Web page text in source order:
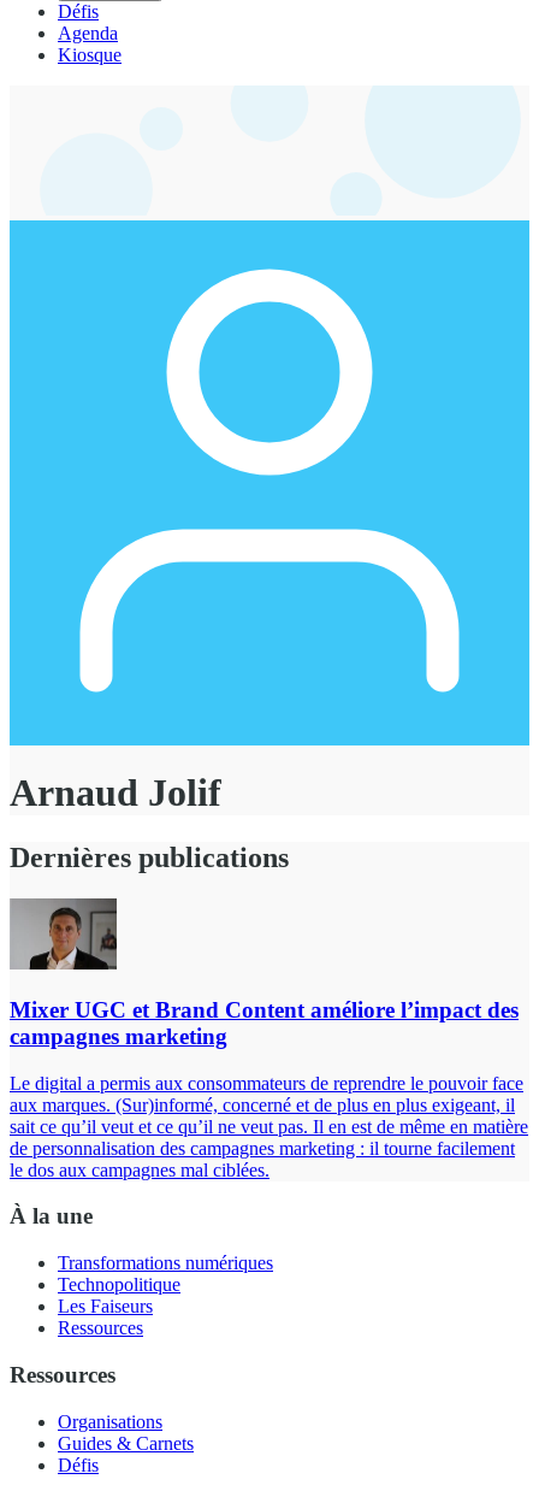
Défis
Agenda
Kiosque
Arnaud Jolif
Dernières publications
Mixer UGC et Brand Content améliore l’impact des
campagnes marketing
Le digital a permis aux consommateurs de reprendre le pouvoir face
aux marques. (Sur)informé, concerné et de plus en plus exigeant, il
sait ce qu’il veut et ce qu’il ne veut pas. Il en est de même en matière
de personnalisation des campagnes marketing : il tourne facilement
le dos aux campagnes mal ciblées.
À la une
Transformations numériques
Technopolitique
Les Faiseurs
Ressources
Ressources
Organisations
Guides & Carnets
Défis